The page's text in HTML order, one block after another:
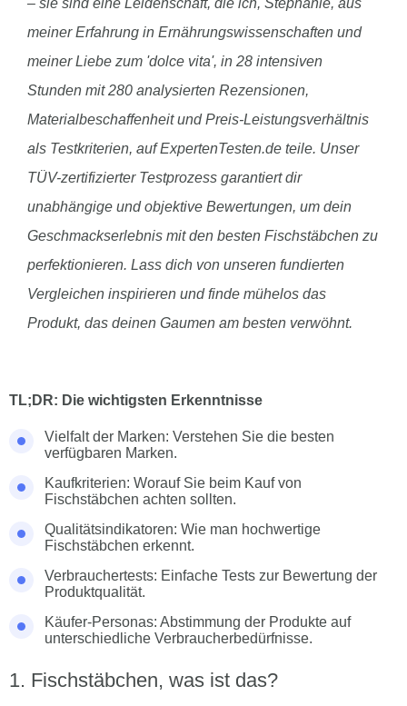
– sie sind eine Leidenschaft, die ich, Stephanie, aus
meiner Erfahrung in Ernährungswissenschaften und
meiner Liebe zum 'dolce vita', in 28 intensiven
Stunden mit 280 analysierten Rezensionen,
Materialbeschaffenheit und Preis-Leistungsverhältnis
als Testkriterien, auf ExpertenTesten.de teile. Unser
TÜV-zertifizierter Testprozess garantiert dir
unabhängige und objektive Bewertungen, um dein
Geschmackserlebnis mit den besten Fischstäbchen zu
perfektionieren. Lass dich von unseren fundierten
Vergleichen inspirieren und finde mühelos das
Produkt, das deinen Gaumen am besten verwöhnt.
TL;DR: Die wichtigsten Erkenntnisse
Vielfalt der Marken: Verstehen Sie die besten
verfügbaren Marken.
Kaufkriterien: Worauf Sie beim Kauf von
Fischstäbchen achten sollten.
Qualitätsindikatoren: Wie man hochwertige
Fischstäbchen erkennt.
Verbrauchertests: Einfache Tests zur Bewertung der
Produktqualität.
Käufer-Personas: Abstimmung der Produkte auf
unterschiedliche Verbraucherbedürfnisse.
Fischstäbchen, was ist das?